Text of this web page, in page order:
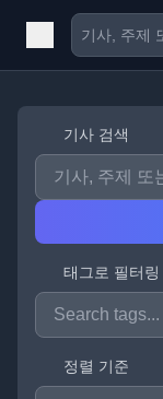
기사 검색
태그로 필터링
정렬 기준